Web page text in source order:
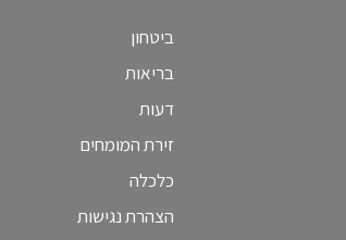
ביטחון
בריאות
דעות
זירת המומחים
כלכלה
הצהרת נגישות